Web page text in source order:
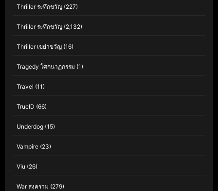
Thriller ระทึกขวัญ (227)
Thriller ระทึกขวัญ (2,132)
Thriller เขย่าขวัญ (16)
Tragedy โศกนาฏกรรม (1)
Travel (11)
TrueID (66)
Underdog (15)
Vampire (23)
Viu (26)
War สงคราม (279)